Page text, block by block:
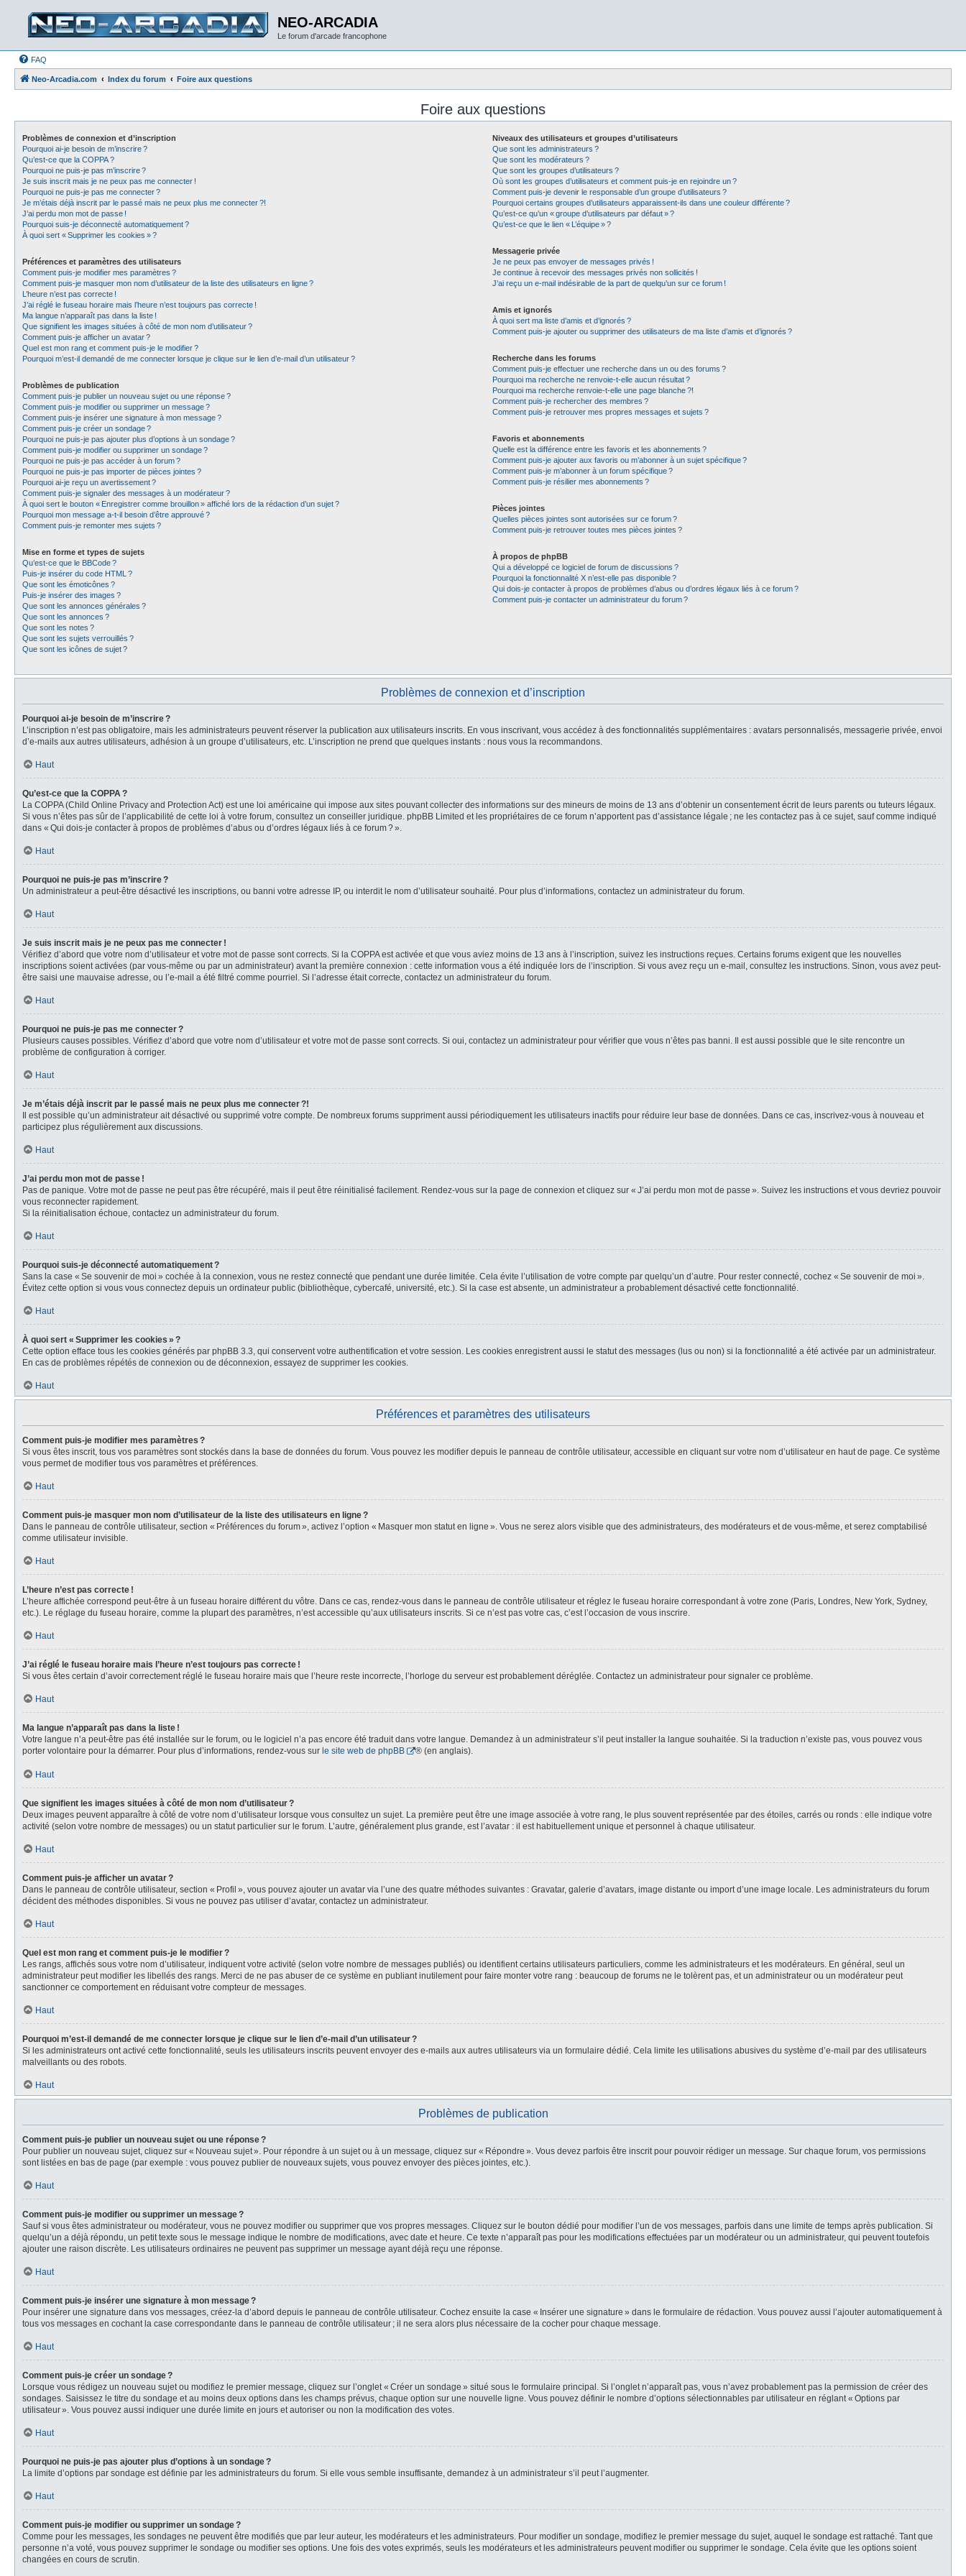
NEO-ARCADIA
Le forum d'arcade francophone
FAQ
Neo-Arcadia.com Index du forum Foire aux questions
Foire aux questions
Problèmes de connexion et d’inscription
Pourquoi ai-je besoin de m’inscrire ?
Qu’est-ce que la COPPA ?
Pourquoi ne puis-je pas m’inscrire ?
Je suis inscrit mais je ne peux pas me connecter !
Pourquoi ne puis-je pas me connecter ?
Je m’étais déjà inscrit par le passé mais ne peux plus me connecter ?!
J’ai perdu mon mot de passe !
Pourquoi suis-je déconnecté automatiquement ?
À quoi sert « Supprimer les cookies » ?
Préférences et paramètres des utilisateurs
Comment puis-je modifier mes paramètres ?
Comment puis-je masquer mon nom d’utilisateur de la liste des utilisateurs en ligne ?
L’heure n’est pas correcte !
J’ai réglé le fuseau horaire mais l’heure n’est toujours pas correcte !
Ma langue n’apparaît pas dans la liste !
Que signifient les images situées à côté de mon nom d’utilisateur ?
Comment puis-je afficher un avatar ?
Quel est mon rang et comment puis-je le modifier ?
Pourquoi m’est-il demandé de me connecter lorsque je clique sur le lien d’e-mail d’un utilisateur ?
Problèmes de publication
Comment puis-je publier un nouveau sujet ou une réponse ?
Comment puis-je modifier ou supprimer un message ?
Comment puis-je insérer une signature à mon message ?
Comment puis-je créer un sondage ?
Pourquoi ne puis-je pas ajouter plus d’options à un sondage ?
Comment puis-je modifier ou supprimer un sondage ?
Pourquoi ne puis-je pas accéder à un forum ?
Pourquoi ne puis-je pas importer de pièces jointes ?
Pourquoi ai-je reçu un avertissement ?
Comment puis-je signaler des messages à un modérateur ?
À quoi sert le bouton « Enregistrer comme brouillon » affiché lors de la rédaction d’un sujet ?
Pourquoi mon message a-t-il besoin d’être approuvé ?
Comment puis-je remonter mes sujets ?
Mise en forme et types de sujets
Qu’est-ce que le BBCode ?
Puis-je insérer du code HTML ?
Que sont les émoticônes ?
Puis-je insérer des images ?
Que sont les annonces générales ?
Que sont les annonces ?
Que sont les notes ?
Que sont les sujets verrouillés ?
Que sont les icônes de sujet ?
Niveaux des utilisateurs et groupes d’utilisateurs
Que sont les administrateurs ?
Que sont les modérateurs ?
Que sont les groupes d’utilisateurs ?
Où sont les groupes d’utilisateurs et comment puis-je en rejoindre un ?
Comment puis-je devenir le responsable d’un groupe d’utilisateurs ?
Pourquoi certains groupes d’utilisateurs apparaissent-ils dans une couleur différente ?
Qu’est-ce qu’un « groupe d’utilisateurs par défaut » ?
Qu’est-ce que le lien « L’équipe » ?
Messagerie privée
Je ne peux pas envoyer de messages privés !
Je continue à recevoir des messages privés non sollicités !
J’ai reçu un e-mail indésirable de la part de quelqu’un sur ce forum !
Amis et ignorés
À quoi sert ma liste d’amis et d’ignorés ?
Comment puis-je ajouter ou supprimer des utilisateurs de ma liste d’amis et d’ignorés ?
Recherche dans les forums
Comment puis-je effectuer une recherche dans un ou des forums ?
Pourquoi ma recherche ne renvoie-t-elle aucun résultat ?
Pourquoi ma recherche renvoie-t-elle une page blanche ?!
Comment puis-je rechercher des membres ?
Comment puis-je retrouver mes propres messages et sujets ?
Favoris et abonnements
Quelle est la différence entre les favoris et les abonnements ?
Comment puis-je ajouter aux favoris ou m’abonner à un sujet spécifique ?
Comment puis-je m’abonner à un forum spécifique ?
Comment puis-je résilier mes abonnements ?
Pièces jointes
Quelles pièces jointes sont autorisées sur ce forum ?
Comment puis-je retrouver toutes mes pièces jointes ?
À propos de phpBB
Qui a développé ce logiciel de forum de discussions ?
Pourquoi la fonctionnalité X n’est-elle pas disponible ?
Qui dois-je contacter à propos de problèmes d’abus ou d’ordres légaux liés à ce forum ?
Comment puis-je contacter un administrateur du forum ?
Problèmes de connexion et d’inscription
Pourquoi ai-je besoin de m’inscrire ?
L’inscription n’est pas obligatoire, mais les administrateurs peuvent réserver la publication aux utilisateurs inscrits. En vous inscrivant, vous accédez à des fonctionnalités supplémentaires : avatars personnalisés, messagerie privée, envoi
d’e-mails aux autres utilisateurs, adhésion à un groupe d’utilisateurs, etc. L’inscription ne prend que quelques instants : nous vous la recommandons.
Haut
Qu’est-ce que la COPPA ?
La COPPA (Child Online Privacy and Protection Act) est une loi américaine qui impose aux sites pouvant collecter des informations sur des mineurs de moins de 13 ans d’obtenir un consentement écrit de leurs parents ou tuteurs légaux.
Si vous n’êtes pas sûr de l’applicabilité de cette loi à votre forum, consultez un conseiller juridique. phpBB Limited et les propriétaires de ce forum n’apportent pas d’assistance légale ; ne les contactez pas à ce sujet, sauf comme indiqué
dans « Qui dois-je contacter à propos de problèmes d’abus ou d’ordres légaux liés à ce forum ? ».
Haut
Pourquoi ne puis-je pas m’inscrire ?
Un administrateur a peut-être désactivé les inscriptions, ou banni votre adresse IP, ou interdit le nom d’utilisateur souhaité. Pour plus d’informations, contactez un administrateur du forum.
Haut
Je suis inscrit mais je ne peux pas me connecter !
Vérifiez d’abord que votre nom d’utilisateur et votre mot de passe sont corrects. Si la COPPA est activée et que vous aviez moins de 13 ans à l’inscription, suivez les instructions reçues. Certains forums exigent que les nouvelles
inscriptions soient activées (par vous-même ou par un administrateur) avant la première connexion : cette information vous a été indiquée lors de l’inscription. Si vous avez reçu un e-mail, consultez les instructions. Sinon, vous avez peut-
être saisi une mauvaise adresse, ou l’e-mail a été filtré comme pourriel. Si l’adresse était correcte, contactez un administrateur du forum.
Haut
Pourquoi ne puis-je pas me connecter ?
Plusieurs causes possibles. Vérifiez d’abord que votre nom d’utilisateur et votre mot de passe sont corrects. Si oui, contactez un administrateur pour vérifier que vous n’êtes pas banni. Il est aussi possible que le site rencontre un
problème de configuration à corriger.
Haut
Je m’étais déjà inscrit par le passé mais ne peux plus me connecter ?!
Il est possible qu’un administrateur ait désactivé ou supprimé votre compte. De nombreux forums suppriment aussi périodiquement les utilisateurs inactifs pour réduire leur base de données. Dans ce cas, inscrivez-vous à nouveau et
participez plus régulièrement aux discussions.
Haut
J’ai perdu mon mot de passe !
Pas de panique. Votre mot de passe ne peut pas être récupéré, mais il peut être réinitialisé facilement. Rendez-vous sur la page de connexion et cliquez sur « J’ai perdu mon mot de passe ». Suivez les instructions et vous devriez pouvoir
vous reconnecter rapidement.
Si la réinitialisation échoue, contactez un administrateur du forum.
Haut
Pourquoi suis-je déconnecté automatiquement ?
Sans la case « Se souvenir de moi » cochée à la connexion, vous ne restez connecté que pendant une durée limitée. Cela évite l’utilisation de votre compte par quelqu’un d’autre. Pour rester connecté, cochez « Se souvenir de moi ».
Évitez cette option si vous vous connectez depuis un ordinateur public (bibliothèque, cybercafé, université, etc.). Si la case est absente, un administrateur a probablement désactivé cette fonctionnalité.
Haut
À quoi sert « Supprimer les cookies » ?
Cette option efface tous les cookies générés par phpBB 3.3, qui conservent votre authentification et votre session. Les cookies enregistrent aussi le statut des messages (lus ou non) si la fonctionnalité a été activée par un administrateur.
En cas de problèmes répétés de connexion ou de déconnexion, essayez de supprimer les cookies.
Haut
Préférences et paramètres des utilisateurs
Comment puis-je modifier mes paramètres ?
Si vous êtes inscrit, tous vos paramètres sont stockés dans la base de données du forum. Vous pouvez les modifier depuis le panneau de contrôle utilisateur, accessible en cliquant sur votre nom d’utilisateur en haut de page. Ce système
vous permet de modifier tous vos paramètres et préférences.
Haut
Comment puis-je masquer mon nom d’utilisateur de la liste des utilisateurs en ligne ?
Dans le panneau de contrôle utilisateur, section « Préférences du forum », activez l’option « Masquer mon statut en ligne ». Vous ne serez alors visible que des administrateurs, des modérateurs et de vous-même, et serez comptabilisé
comme utilisateur invisible.
Haut
L’heure n’est pas correcte !
L’heure affichée correspond peut-être à un fuseau horaire différent du vôtre. Dans ce cas, rendez-vous dans le panneau de contrôle utilisateur et réglez le fuseau horaire correspondant à votre zone (Paris, Londres, New York, Sydney,
etc.). Le réglage du fuseau horaire, comme la plupart des paramètres, n’est accessible qu’aux utilisateurs inscrits. Si ce n’est pas votre cas, c’est l’occasion de vous inscrire.
Haut
J’ai réglé le fuseau horaire mais l’heure n’est toujours pas correcte !
Si vous êtes certain d’avoir correctement réglé le fuseau horaire mais que l’heure reste incorrecte, l’horloge du serveur est probablement déréglée. Contactez un administrateur pour signaler ce problème.
Haut
Ma langue n’apparaît pas dans la liste !
Votre langue n’a peut-être pas été installée sur le forum, ou le logiciel n’a pas encore été traduit dans votre langue. Demandez à un administrateur s’il peut installer la langue souhaitée. Si la traduction n’existe pas, vous pouvez vous
porter volontaire pour la démarrer. Pour plus d’informations, rendez-vous sur le site web de phpBB ® (en anglais).
Haut
Que signifient les images situées à côté de mon nom d’utilisateur ?
Deux images peuvent apparaître à côté de votre nom d’utilisateur lorsque vous consultez un sujet. La première peut être une image associée à votre rang, le plus souvent représentée par des étoiles, carrés ou ronds : elle indique votre
activité (selon votre nombre de messages) ou un statut particulier sur le forum. L’autre, généralement plus grande, est l’avatar : il est habituellement unique et personnel à chaque utilisateur.
Haut
Comment puis-je afficher un avatar ?
Dans le panneau de contrôle utilisateur, section « Profil », vous pouvez ajouter un avatar via l’une des quatre méthodes suivantes : Gravatar, galerie d’avatars, image distante ou import d’une image locale. Les administrateurs du forum
décident des méthodes disponibles. Si vous ne pouvez pas utiliser d’avatar, contactez un administrateur.
Haut
Quel est mon rang et comment puis-je le modifier ?
Les rangs, affichés sous votre nom d’utilisateur, indiquent votre activité (selon votre nombre de messages publiés) ou identifient certains utilisateurs particuliers, comme les administrateurs et les modérateurs. En général, seul un
administrateur peut modifier les libellés des rangs. Merci de ne pas abuser de ce système en publiant inutilement pour faire monter votre rang : beaucoup de forums ne le tolèrent pas, et un administrateur ou un modérateur peut
sanctionner ce comportement en réduisant votre compteur de messages.
Haut
Pourquoi m’est-il demandé de me connecter lorsque je clique sur le lien d’e-mail d’un utilisateur ?
Si les administrateurs ont activé cette fonctionnalité, seuls les utilisateurs inscrits peuvent envoyer des e-mails aux autres utilisateurs via un formulaire dédié. Cela limite les utilisations abusives du système d’e-mail par des utilisateurs
malveillants ou des robots.
Haut
Problèmes de publication
Comment puis-je publier un nouveau sujet ou une réponse ?
Pour publier un nouveau sujet, cliquez sur « Nouveau sujet ». Pour répondre à un sujet ou à un message, cliquez sur « Répondre ». Vous devez parfois être inscrit pour pouvoir rédiger un message. Sur chaque forum, vos permissions
sont listées en bas de page (par exemple : vous pouvez publier de nouveaux sujets, vous pouvez envoyer des pièces jointes, etc.).
Haut
Comment puis-je modifier ou supprimer un message ?
Sauf si vous êtes administrateur ou modérateur, vous ne pouvez modifier ou supprimer que vos propres messages. Cliquez sur le bouton dédié pour modifier l’un de vos messages, parfois dans une limite de temps après publication. Si
quelqu’un a déjà répondu, un petit texte sous le message indique le nombre de modifications, avec date et heure. Ce texte n’apparaît pas pour les modifications effectuées par un modérateur ou un administrateur, qui peuvent toutefois
ajouter une raison discrète. Les utilisateurs ordinaires ne peuvent pas supprimer un message ayant déjà reçu une réponse.
Haut
Comment puis-je insérer une signature à mon message ?
Pour insérer une signature dans vos messages, créez-la d’abord depuis le panneau de contrôle utilisateur. Cochez ensuite la case « Insérer une signature » dans le formulaire de rédaction. Vous pouvez aussi l’ajouter automatiquement à
tous vos messages en cochant la case correspondante dans le panneau de contrôle utilisateur ; il ne sera alors plus nécessaire de la cocher pour chaque message.
Haut
Comment puis-je créer un sondage ?
Lorsque vous rédigez un nouveau sujet ou modifiez le premier message, cliquez sur l’onglet « Créer un sondage » situé sous le formulaire principal. Si l’onglet n’apparaît pas, vous n’avez probablement pas la permission de créer des
sondages. Saisissez le titre du sondage et au moins deux options dans les champs prévus, chaque option sur une nouvelle ligne. Vous pouvez définir le nombre d’options sélectionnables par utilisateur en réglant « Options par
utilisateur ». Vous pouvez aussi indiquer une durée limite en jours et autoriser ou non la modification des votes.
Haut
Pourquoi ne puis-je pas ajouter plus d’options à un sondage ?
La limite d’options par sondage est définie par les administrateurs du forum. Si elle vous semble insuffisante, demandez à un administrateur s’il peut l’augmenter.
Haut
Comment puis-je modifier ou supprimer un sondage ?
Comme pour les messages, les sondages ne peuvent être modifiés que par leur auteur, les modérateurs et les administrateurs. Pour modifier un sondage, modifiez le premier message du sujet, auquel le sondage est rattaché. Tant que
personne n’a voté, vous pouvez supprimer le sondage ou modifier ses options. Une fois des votes exprimés, seuls les modérateurs et les administrateurs peuvent modifier ou supprimer le sondage. Cela évite que les options soient
changées en cours de scrutin.